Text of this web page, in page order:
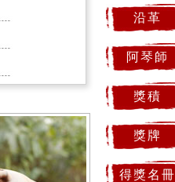
沿革
阿琴師
獎積
獎牌
得獎名冊